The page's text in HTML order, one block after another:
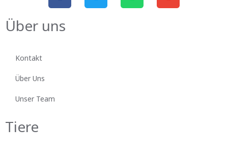
Über uns
Kontakt
Über Uns
Unser Team
Tiere